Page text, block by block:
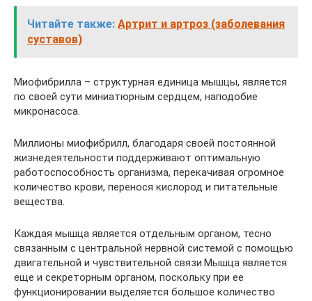
Читайте также: Артрит и артроз (заболевания
суставов)
Миофибрилла – структурная единица мышцы, является
по своей сути миниатюрным сердцем, наподобие
микронасоса.
Миллионы миофибрилл, благодаря своей постоянной
жизнедеятельности поддерживают оптимальную
работоспособность организма, перекачивая огромное
количество крови, перенося кислород и питательные
вещества.
Каждая мышца является отдельным органом, тесно
связанным с центральной нервной системой с помощью
двигательной и чувствительной связи.Мышца является
еще и секреторным органом, поскольку при ее
функционировании выделяется большое количество